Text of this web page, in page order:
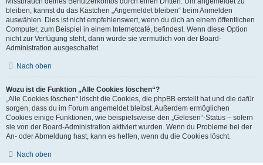
bleiben, kannst du das Kästchen „Angemeldet bleiben“ beim Anmelden
auswählen. Dies ist nicht empfehlenswert, wenn du dich an einem öffentlichen
Computer, zum Beispiel in einem Internetcafé, befindest. Wenn diese Option
nicht zur Verfügung steht, dann wurde sie vermutlich von der Board-
Administration ausgeschaltet.
Nach oben
Wozu ist die Funktion „Alle Cookies löschen“?
„Alle Cookies löschen“ löscht die Cookies, die phpBB erstellt hat und die dafür
sorgen, dass du im Forum angemeldet bleibst. Außerdem ermöglichen
Cookies einige Funktionen, wie beispielsweise den „Gelesen“-Status – sofern
sie von der Board-Administration aktiviert wurden. Wenn du Probleme bei der
An- oder Abmeldung hast, kann es helfen, wenn du die Cookies löscht.
Nach oben